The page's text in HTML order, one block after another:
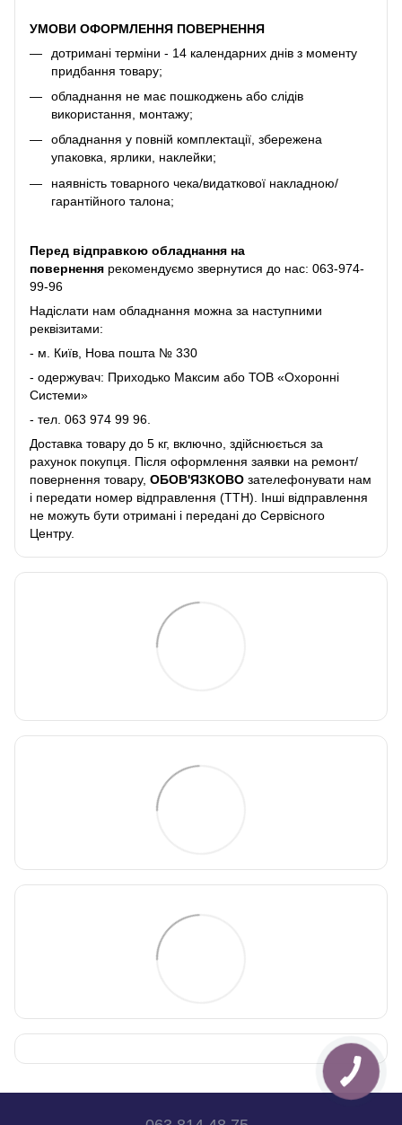
УМОВИ ОФОРМЛЕННЯ ПОВЕРНЕННЯ
дотримані терміни - 14 календарних днів з моменту
придбання товару;
обладнання не має пошкоджень або слідів
використання, монтажу;
обладнання у повній комплектації, збережена
упаковка, ярлики, наклейки;
наявність товарного чека/видаткової накладною/
гарантійного талона;
Перед відправкою обладнання на
повернення рекомендуємо звернутися до нас: 063-974-
99-96
Надіслати нам обладнання можна за наступними
реквізитами:
- м. Київ, Нова пошта № 330
- одержувач: Приходько Максим або ТОВ «Охоронні
Системи»
- тел. 063 974 99 96
Доставка товару до 5 кг, включно, здійснюється за
рахунок покупця. Після оформлення заявки на ремонт/
повернення товару, ОБОВ'ЯЗКОВО зателефонувати нам
і передати номер відправлення (ТТН). Інші відправлення
не можуть бути отримані і передані до Сервісного
Центру.